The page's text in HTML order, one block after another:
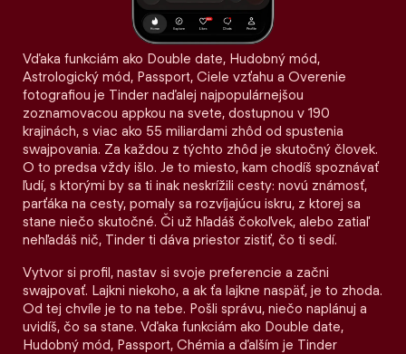
Vďaka funkciám ako Double date, Hudobný mód,
Astrologický mód, Passport, Ciele vzťahu a Overenie
fotografiou je Tinder naďalej najpopulárnejšou
zoznamovacou appkou na svete, dostupnou v 190
krajinách, s viac ako 55 miliardami zhôd od spustenia
swajpovania. Za každou z týchto zhôd je skutočný človek.
O to predsa vždy išlo. Je to miesto, kam chodíš spoznávať
ľudí, s ktorými by sa ti inak neskrížili cesty: novú známosť,
parťáka na cesty, pomaly sa rozvíjajúcu iskru, z ktorej sa
stane niečo skutočné. Či už hľadáš čokoľvek, alebo zatiaľ
nehľadáš nič, Tinder ti dáva priestor zistiť, čo ti sedí.
Vytvor si profil, nastav si svoje preferencie a začni
swajpovať. Lajkni niekoho, a ak ťa lajkne naspäť, je to zhoda.
Od tej chvíle je to na tebe. Pošli správu, niečo naplánuj a
uvidíš, čo sa stane. Vďaka funkciám ako Double date,
Hudobný mód, Passport, Chémia a ďalším je Tinder